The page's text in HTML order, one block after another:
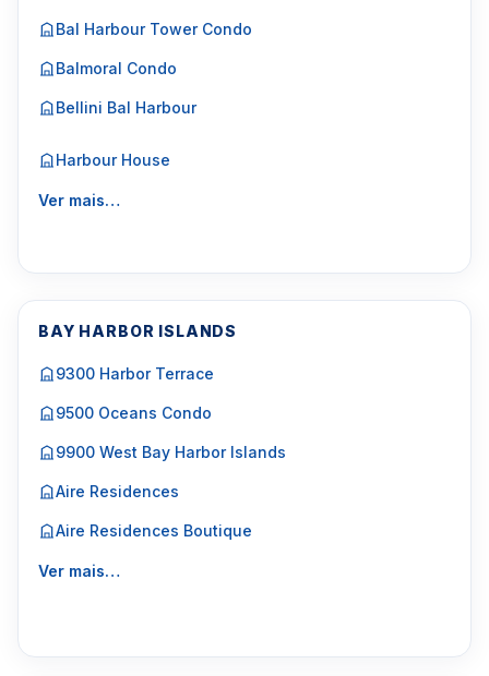
Bal Harbour Tower Condo
Balmoral Condo
Bellini Bal Harbour
Harbour House
Ver mais…
BAY HARBOR ISLANDS
9300 Harbor Terrace
9500 Oceans Condo
9900 West Bay Harbor Islands
Aire Residences
Aire Residences Boutique
Ver mais…